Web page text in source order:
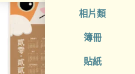
相片類
簿冊
貼紙